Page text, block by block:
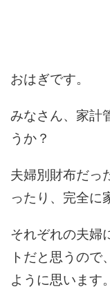
おはぎです。
みなさん、家計
うか？
夫婦別財布だっ
ったり、完全に
それぞれの夫婦
トだと思うの
ように思います。